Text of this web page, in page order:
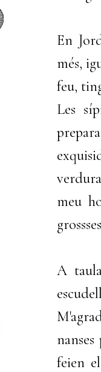
En
més,
feu,
Les
meu
A
feien